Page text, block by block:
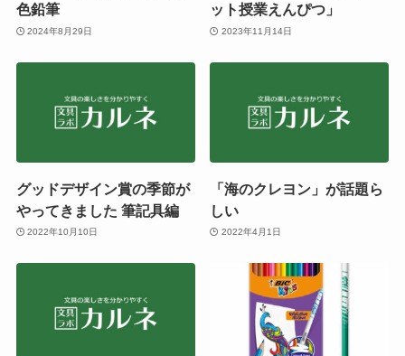
色鉛筆
2024年8月29日
ット授業えんぴつ」
2023年11月14日
グッドデザイン賞の季節が
やってきました 筆記具編
2022年10月10日
「海のクレヨン」が話題ら
しい
2022年4月1日